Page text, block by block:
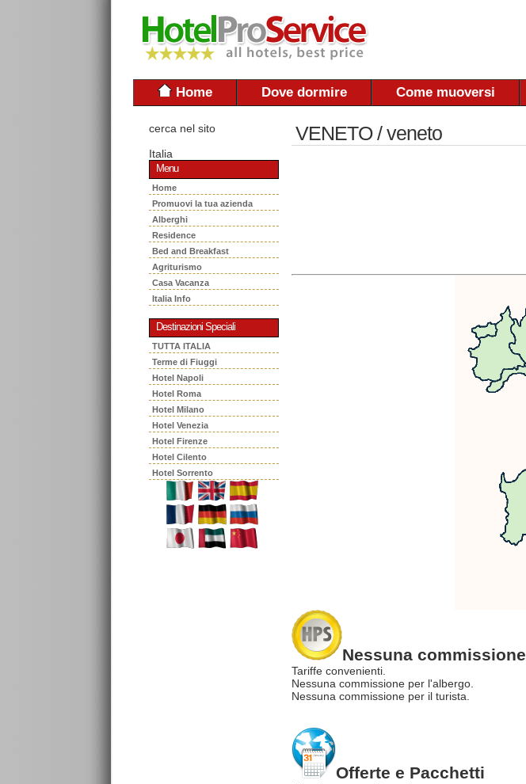
Home Dove dormire Come muoversi
cerca nel sito
Italia
Menu
Home
Promuovi la tua azienda
Alberghi
Residence
Bed and Breakfast
Agriturismo
Casa Vacanza
Italia Info
Destinazioni Speciali
TUTTA ITALIA
Terme di Fiuggi
Hotel Napoli
Hotel Roma
Hotel Milano
Hotel Venezia
Hotel Firenze
Hotel Cilento
Hotel Sorrento
VENETO / veneto
Nessuna commissione
Tariffe convenienti.
Nessuna commissione per l'albergo.
Nessuna commissione per il turista.
Offerte e Pacchetti